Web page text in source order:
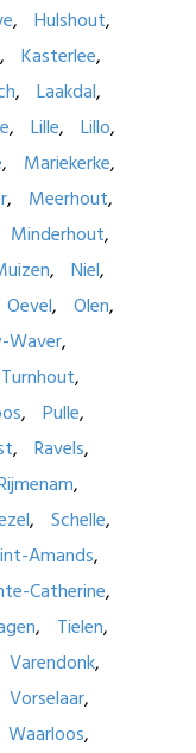
Hulshout
Kasterlee
Laakdal
Lille
Lillo
Mariekerke
Meerhout
Minderhout
Niel
Oevel
Olen
Waver
Pulle
Ravels
Schelle
Amands
Catherine
Tielen
Varendonk
Vorselaar
Waarloos